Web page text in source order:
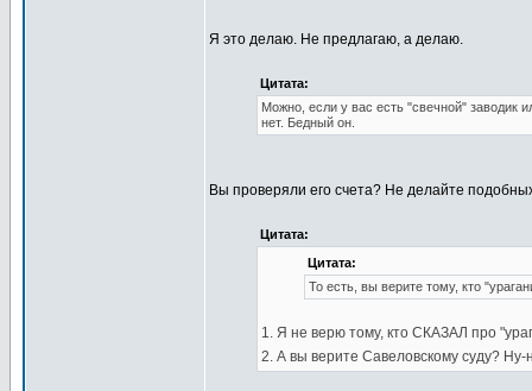
Я это делаю. Не предлагаю, а делаю.
Цитата:
Можно, если у вас есть "свечной" заводик
нет. Бедный он.
Вы проверяли его счета? Не делайте
Цитата:
Цитата:
То есть, вы верите тому, кто
1. Я не верю тому, кто СКАЗАЛ про
2. А вы верите Савеловскому суду? Ну-